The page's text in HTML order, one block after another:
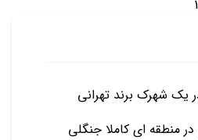
یک شهرک برند تهرانی
60 واحدی در منطقه ای کاملا جنگلی